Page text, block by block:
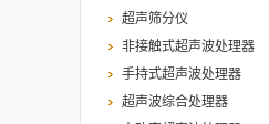
超声筛分仪
非接触式超声波处理器
手持式超声波处理器
超声波综合处理器